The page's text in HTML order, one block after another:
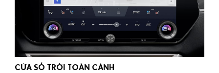
CỬA SỔ TRỜI TOÀN CẢNH